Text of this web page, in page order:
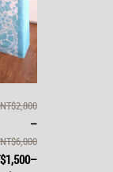
NT$2,800
–
NT$6,000
–